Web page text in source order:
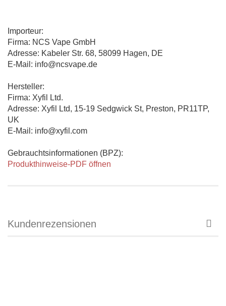
Importeur:
Firma: NCS Vape GmbH
Adresse: Kabeler Str. 68, 58099 Hagen, DE
E-Mail: info@ncsvape.de
Hersteller:
Firma: Xyfil Ltd.
Adresse: Xyfil Ltd, 15-19 Sedgwick St, Preston, PR11TP,
UK
E-Mail: info@xyfil.com
Gebrauchtsinformationen (BPZ):
Produkthinweise-PDF öffnen
Kundenrezensionen